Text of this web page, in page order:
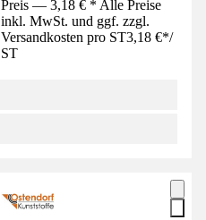
Preis — 3,18 € * Alle Preise
inkl. MwSt. und ggf. zzgl.
Versandkosten pro ST3,18 €*/
ST